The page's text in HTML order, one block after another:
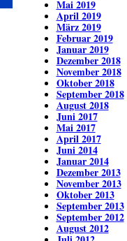
Mai 2019
April 2019
März 2019
Februar 2019
Januar 2019
Dezember 2018
November 2018
Oktober 2018
September 2018
August 2018
Juni 2017
Mai 2017
April 2017
Juni 2014
Januar 2014
Dezember 2013
November 2013
Oktober 2013
September 2013
September 2012
August 2012